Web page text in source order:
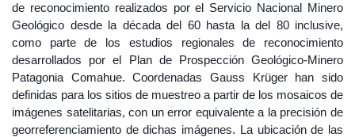
de reconocimiento realizados por el Servicio Nacional Minero
Geológico desde la década del 60 hasta la del 80 inclusive,
como parte de los estudios regionales de reconocimiento
desarrollados por el Plan de Prospección Geológico-Minero
Patagonia Comahue. Coordenadas Gauss Krüger han sido
definidas para los sitios de muestreo a partir de los mosaicos de
imágenes satelitarias, con un error equivalente a la precisión de
georreferenciamiento de dichas imágenes. La ubicación de las